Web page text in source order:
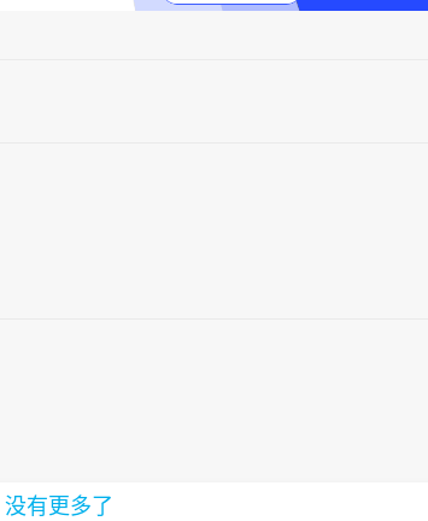
没有更多了